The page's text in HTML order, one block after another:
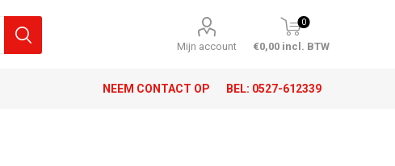
Mijn account
0
€0,00 incl. BTW
NEEM CONTACT OP BEL: 0527-612339